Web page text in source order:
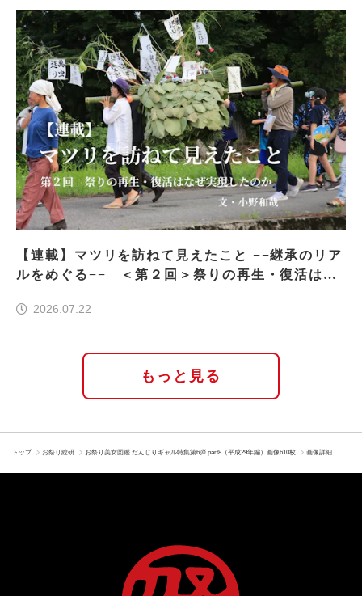
【連載】マツリを訪ねて見えたこと −−継承のリア
ルをめぐる−− ＜第２回＞祭りの再生・復活はな
2026.07.22
もっと見る
トップ お祭り総研 お祭り美女図鑑 だんじりギャル特集第6弾 part8（平成29年編）画像610枚 画像詳細